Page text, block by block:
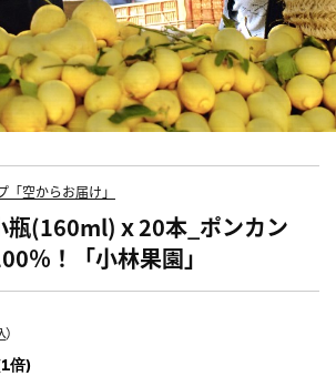
空からお届け」
瓶(160ml)ｘ20本_ポンカン
％！「小林果園」
倍)